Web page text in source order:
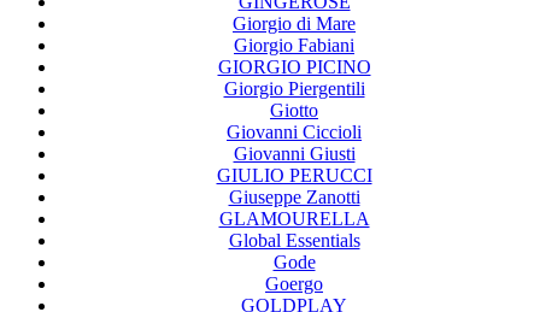
Giorgio di Mare
Giorgio Fabiani
GIORGIO PICINO
Giorgio Piergentili
Giotto
Giovanni Ciccioli
Giovanni Giusti
GIULIO PERUCCI
Giuseppe Zanotti
GLAMOURELLA
Global Essentials
Gode
Goergo
GOLDPLAY